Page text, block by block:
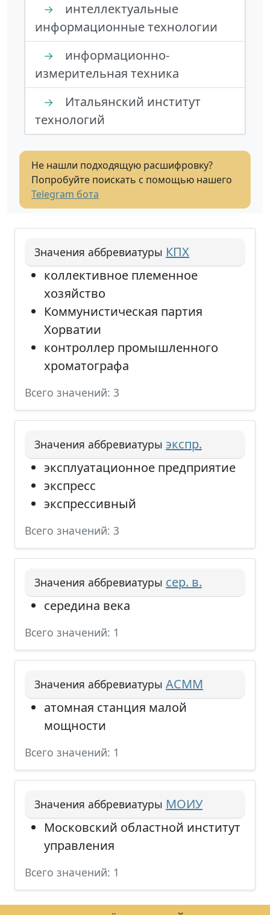
→
интеллектуальные
информационные технологии
→
информационно-
измерительная техника
→
Итальянский институт
технологий
Не нашли подходящую расшифровку?
Попробуйте поискать с помощью нашего
Telegram бота
Значения аббревиатуры КПХ
коллективное племенное
хозяйство
Коммунистическая партия
Хорватии
контроллер промышленного
хроматографа
Всего значений: 3
Значения аббревиатуры экспр.
эксплуатационное предприятие
экспресс
экспрессивный
Всего значений: 3
Значения аббревиатуры сер. в.
середина века
Всего значений: 1
Значения аббревиатуры АСММ
атомная станция малой
мощности
Всего значений: 1
Значения аббревиатуры МОИУ
Московский областной институт
управления
Всего значений: 1